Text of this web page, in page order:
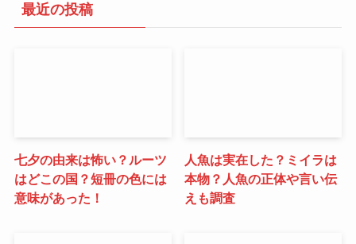
最近の投稿
七夕の由来は怖い？ルーツ
はどこの国？短冊の色には
意味があった！
人魚は実在した？ミイラは
本物？人魚の正体や言い伝
えも調査